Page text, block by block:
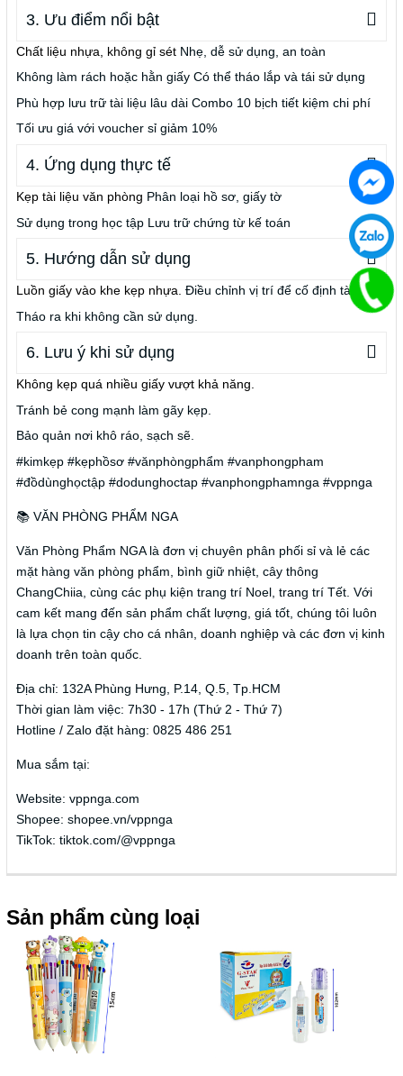
3. Ưu điểm nổi bật
Chất liệu nhựa, không gỉ sét Nhẹ, dễ sử dụng, an toàn
Không làm rách hoặc hằn giấy Có thể tháo lắp và tái sử dụng
Phù hợp lưu trữ tài liệu lâu dài Combo 10 bịch tiết kiệm chi phí
Tối ưu giá với voucher sỉ giảm 10%
4. Ứng dụng thực tế
Kẹp tài liệu văn phòng Phân loại hồ sơ, giấy tờ
Sử dụng trong học tập Lưu trữ chứng từ kế toán
5. Hướng dẫn sử dụng
Luồn giấy vào khe kẹp nhựa. Điều chỉnh vị trí để cố định tài liệu.
Tháo ra khi không cần sử dụng.
6. Lưu ý khi sử dụng
Không kẹp quá nhiều giấy vượt khả năng.
Tránh bẻ cong mạnh làm gãy kẹp.
Bảo quản nơi khô ráo, sạch sẽ.
#kimkẹp #kẹphồsơ #vănphòngphẩm #vanphongpham
#đồdùnghọctập #dodunghoctap #vanphongphamnga #vppnga
📚 VĂN PHÒNG PHẨM NGA
Văn Phòng Phẩm NGA là đơn vị chuyên phân phối sỉ và lẻ các
mặt hàng văn phòng phẩm, bình giữ nhiệt, cây thông
ChangChiia, cùng các phụ kiện trang trí Noel, trang trí Tết. Với
cam kết mang đến sản phẩm chất lượng, giá tốt, chúng tôi luôn
là lựa chọn tin cậy cho cá nhân, doanh nghiệp và các đơn vị kinh
doanh trên toàn quốc.
Địa chỉ: 132A Phùng Hưng, P.14, Q.5, Tp.HCM
Thời gian làm việc: 7h30 - 17h (Thứ 2 - Thứ 7)
Hotline / Zalo đặt hàng: 0825 486 251
Mua sắm tại:
Website: vppnga.com
Shopee: shopee.vn/vppnga
TikTok: tiktok.com/@vppnga
Sản phẩm cùng loại